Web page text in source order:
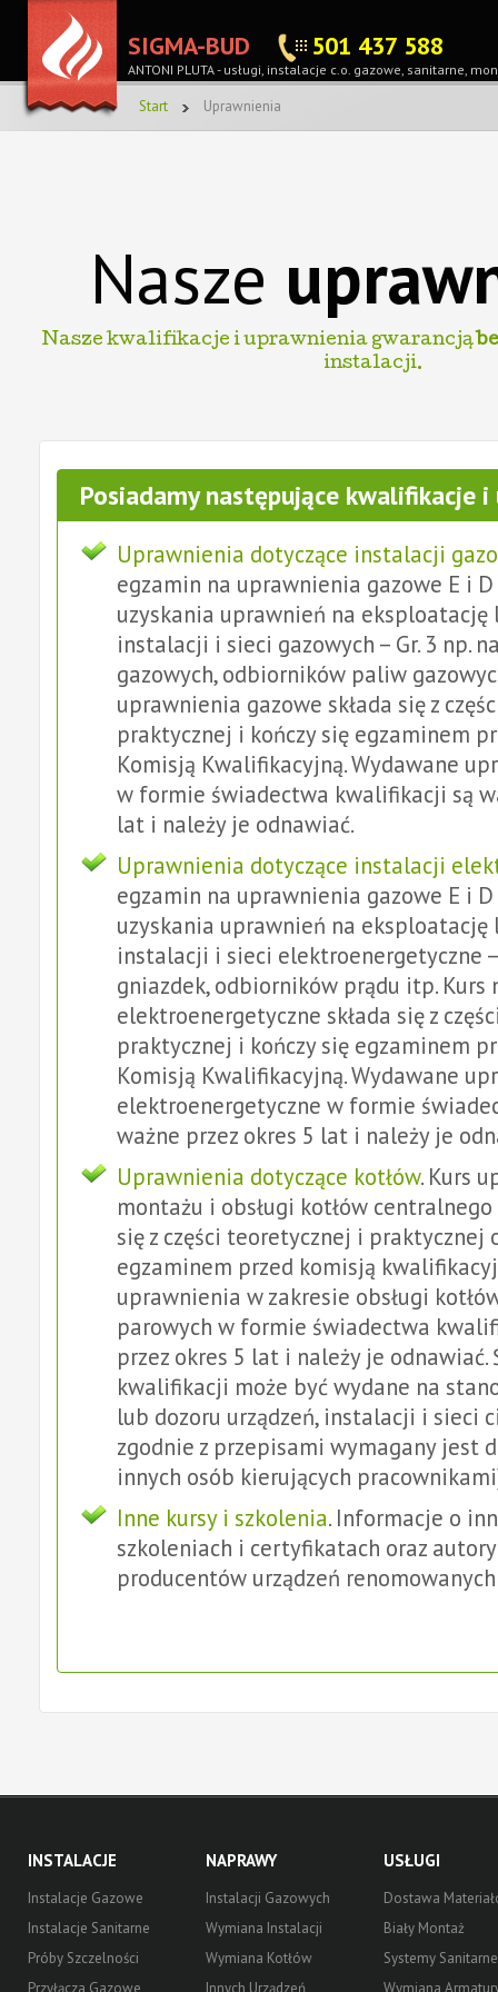
SIGMA-BUD
ANTONI PLUTA - usługi, instalacje c.o. gazowe, sanitarne,
501 437 588
Start Uprawnienia
Nasze
Nasze kwalifikacje i uprawnienia gwarancją
instalacji.
Posiadamy następujące kwalifikacje
Uprawnienia dotyczące instalacji
egzamin na uprawnienia gazowe E i
uzyskania uprawnień na eksploatację
instalacji i sieci gazowych – Gr. 3 np.
gazowych, odbiorników paliw
uprawnienia gazowe składa się z
praktycznej i kończy się egzaminem
Komisją Kwalifikacyjną. Wydawane
w formie świadectwa kwalifikacji są
lat i należy je odnawiać.
Uprawnienia dotyczące instalacji
egzamin na uprawnienia gazowe E i
uzyskania uprawnień na eksploatację
instalacji i sieci elektroenergetyczne –
gniazdek, odbiorników prądu itp. Kurs
elektroenergetyczne składa się z
praktycznej i kończy się egzaminem
Komisją Kwalifikacyjną. Wydawane
elektroenergetyczne w formie
ważne przez okres 5 lat i należy je
Uprawnienia dotyczące kotłów. Kurs
montażu i obsługi kotłów
się z części teoretycznej i praktycznej
egzaminem przed komisją
uprawnienia w zakresie obsługi
parowych w formie świadectwa
przez okres 5 lat i należy je odnawiać.
kwalifikacji może być wydane na
lub dozoru urządzeń, instalacji i sieci
zgodnie z przepisami wymagany jest
innych osób kierujących
Inne kursy i szkolenia. Informacje o
szkoleniach i certyfikatach oraz
producentów urządzeń
INSTALACJE
Instalacje Gazowe
Instalacje Sanitarne
Próby Szczelności
Przyłącza Gazowe
NAPRAWY
Instalacji Gazowych
Wymiana Instalacji
Wymiana Kotłów
Innych Urządzeń
USŁUGI
Dostawa
Biały Montaż
Systemy Sanitarne
Wymiana